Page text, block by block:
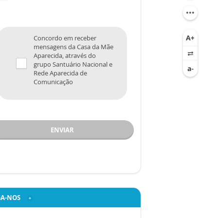
Concordo em receber
mensagens da Casa da Mãe
Aparecida, através do
grupo Santuário Nacional e
Rede Aparecida de
Comunicação
ENVIAR
NOS